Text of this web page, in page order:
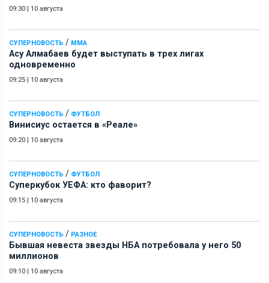
09:30 10 августа
СУПЕРНОВОСТЬ / ММА
Асу Алмабаев будет выступать в трех лигах
одновременно
09:25 10 августа
СУПЕРНОВОСТЬ / ФУТБОЛ
Винисиус остается в «Реале»
09:20 10 августа
СУПЕРНОВОСТЬ / ФУТБОЛ
Суперкубок УЕФА: кто фаворит?
09:15 10 августа
СУПЕРНОВОСТЬ / РАЗНОЕ
Бывшая невеста звезды НБА потребовала у него 50
миллионов
09:10 10 августа